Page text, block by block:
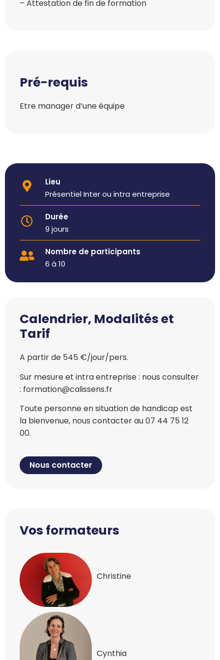
– Attestation de fin de formation
Pré-requis
Etre manager d’une équipe
Lieu
Présentiel Inter ou intra entreprise
Durée
9 jours
Nombre de participants
6 à 10
Calendrier, Modalités et
Tarif
A partir de 545 €/jour/pers.
Sur mesure et intra entreprise : nous consulter
: formation@calissens.fr
Toute personne en situation de handicap est
la bienvenue, nous contacter au 07 44 75 12
00.
Nous contacter
Vos formateurs
Christine
Cynthia